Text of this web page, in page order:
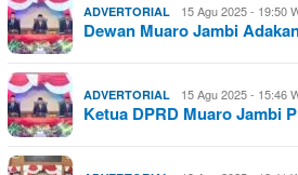
ADVERTORIAL 15 Agu 2025 - 19:50
Dewan Muaro Jambi
ADVERTORIAL 15 Agu 2025 - 15:46
Ketua DPRD Muaro Jambi